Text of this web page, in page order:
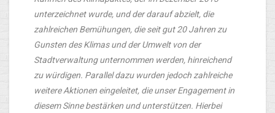
unterzeichnet wurde, und der darauf abzielt, die
zahlreichen Bemühungen, die seit gut 20 Jahren zu
Gunsten des Klimas und der Umwelt von der
Stadtverwaltung unternommen werden, hinreichend
zu würdigen. Parallel dazu wurden jedoch zahlreiche
weitere Aktionen eingeleitet, die unser Engagement in
diesem Sinne bestärken und unterstützen. Hierbei